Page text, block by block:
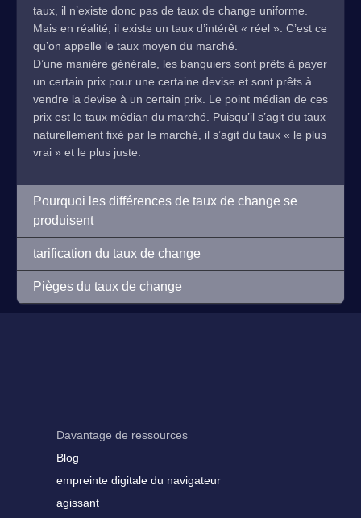
taux, il n’existe donc pas de taux de change uniforme.
Mais en réalité, il existe un taux d’intérêt « réel ». C’est ce
qu’on appelle le taux moyen du marché.
D’une manière générale, les banquiers sont prêts à payer
un certain prix pour une certaine devise et sont prêts à
vendre la devise à un certain prix. Le point médian de ces
prix est le taux médian du marché. Puisqu’il s’agit du taux
naturellement fixé par le marché, il s’agit du taux « le plus
vrai » et le plus juste.
Pourquoi les différences de taux de change se
produisent
tarification du taux de change
Pièges du taux de change
Davantage de ressources
Blog
empreinte digitale du navigateur
agissant